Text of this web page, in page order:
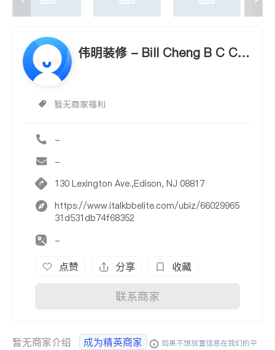
伟明装修 - Bill Cheng B C CO
暂无商家福利
-
-
130 Lexington Ave.,Edison, NJ 08817
https://www.italkbbelite.com/ubiz/66029965
31d531db74f68352
-
点赞 分享 收藏
联系商家
暂无商家介绍 成为精英商家
如果不想放置信息在我们的平